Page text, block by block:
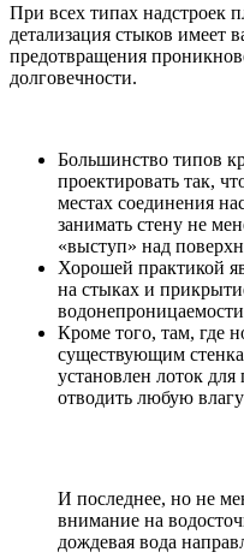
При всех типах надстроек
детализация стыков имеет
предотвращения
долговечности.
Большинство типов
проектировать так,
местах соединения
занимать стену не
«выступ» над
Хорошей практикой
на стыках и
Кроме того, там, где
существующим
установлен лоток
отводить любую
И последнее, но не
внимание на
дождевая вода